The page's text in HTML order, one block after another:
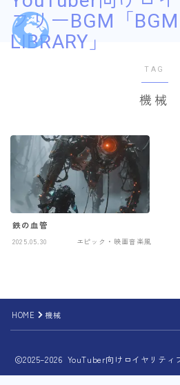
フリーBGM「BGM
LIBRARY」
TAG
機械
鉄の血管
2025.05.30 エピック・映画音楽風
HOME 機械
2025–2026 YouTuber向けロイヤリティ